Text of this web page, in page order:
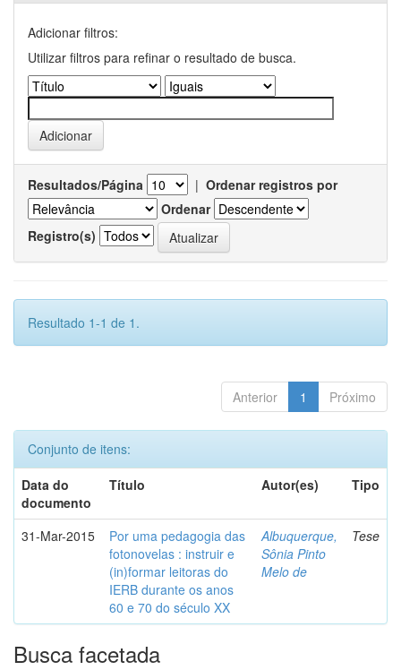
Adicionar filtros:
Utilizar filtros para refinar o resultado de busca.
Resultados/Página | Ordenar registros por
Ordenar
Registro(s)
Resultado 1-1 de 1.
Anterior 1 Próximo
Conjunto de itens:
Data do
documento
Título Autor(es) Tipo
31-Mar-2015
Por uma pedagogia das
fotonovelas : instruir e
(in)formar leitoras do
IERB durante os anos
60 e 70 do século XX
Albuquerque,
Sônia Pinto
Melo de
Tese
Busca facetada